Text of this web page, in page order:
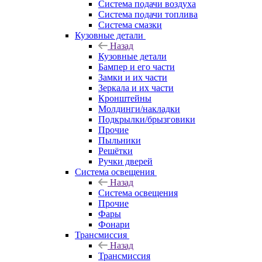
Система подачи воздуха
Система подачи топлива
Система смазки
Кузовные детали
Назад
Кузовные детали
Бампер и его части
Замки и их части
Зеркала и их части
Кронштейны
Молдинги/накладки
Подкрылки/брызговики
Прочие
Пыльники
Решётки
Ручки дверей
Система освещения
Назад
Система освещения
Прочие
Фары
Фонари
Трансмиссия
Назад
Трансмиссия